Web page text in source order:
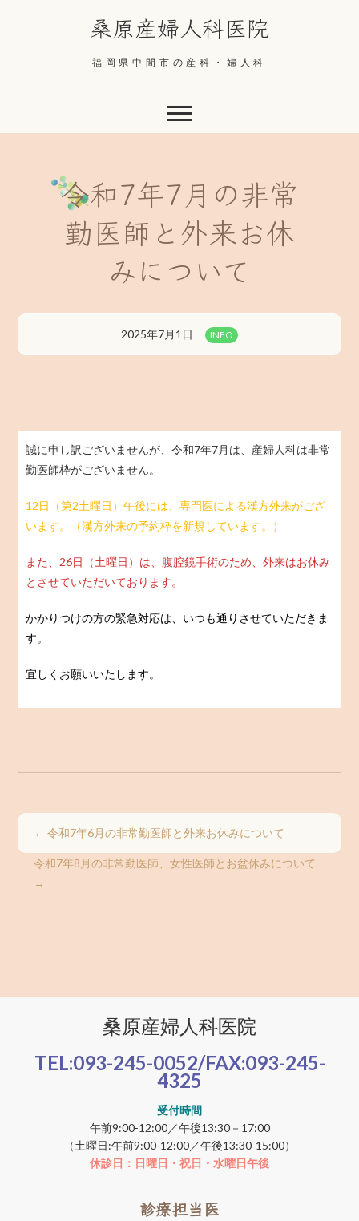
桑原産婦人科医院
福岡県中間市の産科・婦人科
令和7年7月の非常
勤医師と外来お休
みについて
2025年7月1日 INFO
誠に申し訳ございませんが、令和7年7月は、産婦人科は非常
勤医師枠がございません。
12日（第2土曜日）午後には、専門医による漢方外来がござ
います。（漢方外来の予約枠を新規しています。）
また、26日（土曜日）は、腹腔鏡手術のため、外来はお休み
とさせていただいております。
かかりつけの方の緊急対応は、いつも通りさせていただきま
す。
宜しくお願いいたします。
← 令和7年6月の非常勤医師と外来お休みについて
令和7年8月の非常勤医師、女性医師とお盆休みについて
→
桑原産婦人科医院
TEL:093-245-0052/FAX:093-245-
4325
受付時間
午前9:00-12:00／午後13:30－17:00
（土曜日:午前9:00-12:00／午後13:30-15:00）
休診日：日曜日・祝日・水曜日午後
診療担当医